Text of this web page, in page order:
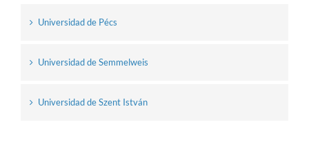
Universidad de Pécs
Universidad de Semmelweis
Universidad de Szent István